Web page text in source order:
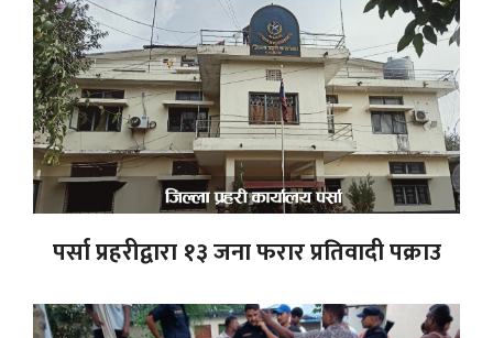
पर्सा प्रहरीद्वारा १३ जना फरार प्रतिवादी पक्राउ